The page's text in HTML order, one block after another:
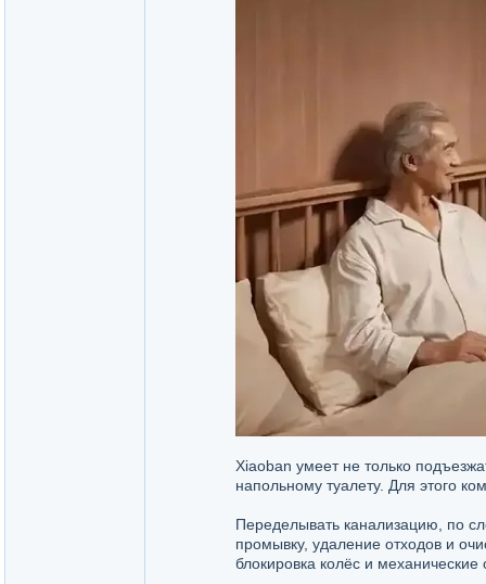
Xiaoban умеет не только
напольному туалету. Для этого
Переделывать канализацию, по
промывку, удаление отходов и
блокировка колёс и